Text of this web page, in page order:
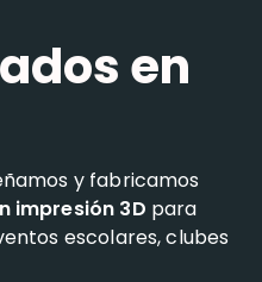
en
y fabricamos
impresión 3D para
escolares, clubes